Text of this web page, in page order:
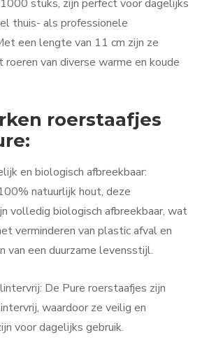
stuks, zijn perfect voor dagelijks
thuis- als professionele
een lengte van 11 cm zijn ze
roeren van diverse warme en koude
roerstaafjes
en biologisch afbreekbaar:
natuurlijk hout, deze
volledig biologisch afbreekbaar, wat
verminderen van plastic afval en
van een duurzame levensstijl.
De Pure roerstaafjes zijn
waardoor ze veilig en
voor dagelijks gebruik.